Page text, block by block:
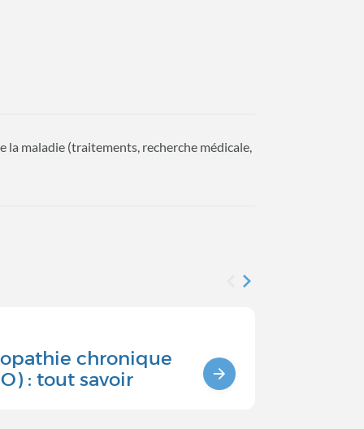
maladie (traitements, recherche médicale,
chronique
: tout savoir